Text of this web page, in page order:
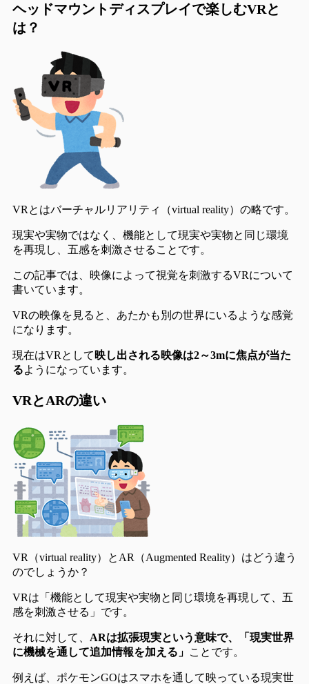
ヘッドマウントディスプレイで楽しむVRと
は？
VRとはバーチャルリアリティ（virtual reality）の略です。
現実や実物ではなく、 機能として現実や実物と同じ環境
を再現し、五感を刺激させる ことです。
この記事では、映像によって視覚を刺激するVRについて
書いています。
VRの映像を見ると、あたかも別の世界にいるような感覚
になります。
現在はVRとして 映し出される映像は2～3mに焦点が当た
るようになっています。
VRとARの違い
VR（virtual reality）とAR（Augmented Reality）はどう違う
のでしょうか？
VRは「機能として現実や実物と同じ環境を再現して、五
感を刺激させる」 です。
それに対して、 ARは拡張現実という意味で、「現実世界
に機械を通して追加情報を加える」 ことです。
例えば、ポケモンGOはスマホを通して映っている現実世